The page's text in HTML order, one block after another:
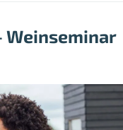
Weinseminar